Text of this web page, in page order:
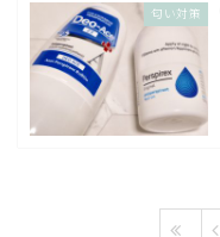
匂い対策